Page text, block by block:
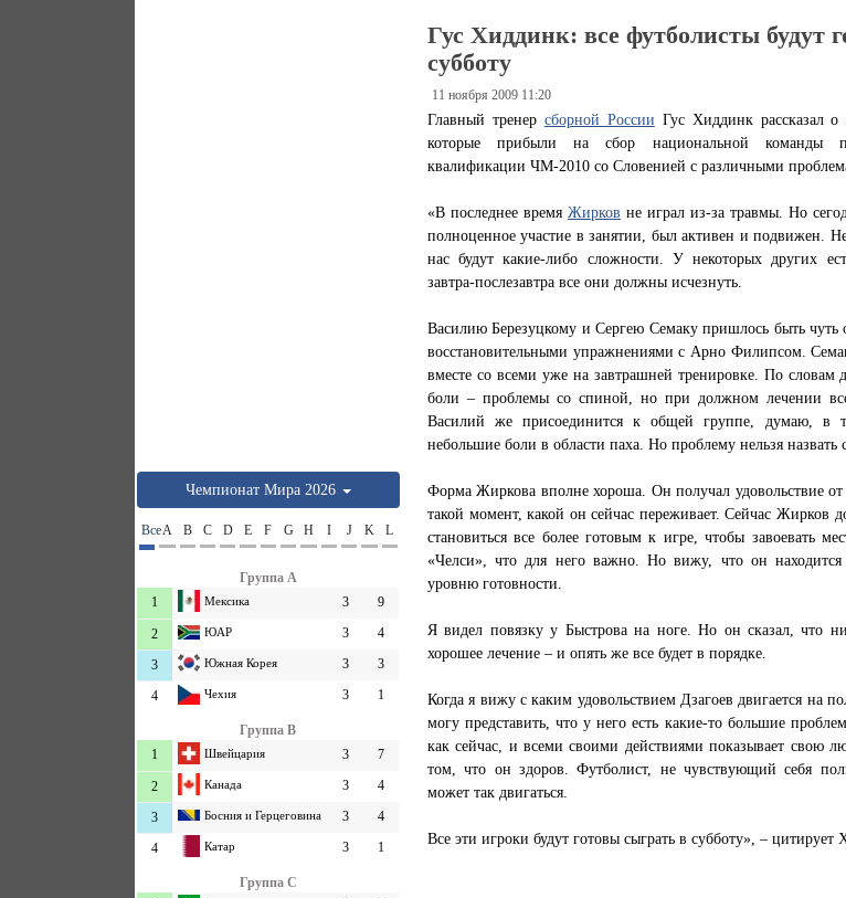
Чемпионат Мира 2026
ВсеA B C D E F G H I J K L
Группа A
1
Мексика 3 9
2 ЮАР 3 4
3 Южная Корея 3 3
4 Чехия 3 1
Группа B
1
Швейцария 3 7
2 Канада 3 4
3 Босния и Герцеговина 3 4
4 Катар 3 1
Группа C
Гус Хиддинк: все футболисты будут
субботу
11 ноября 2009 11:20
Главный тренер сборной России Гус Хиддинк рассказал о
которые прибыли на сбор национальной команды
квалификации ЧМ-2010 со Словенией с различными
«В последнее времяЖирков не играл из-за травмы. Но
полноценное участие в занятии, был активен и подвижен.
нас будут какие-либо сложности. У некоторых других
завтра-послезавтра все они должны исчезнуть.
Василию Березуцкому и Сергею Семаку пришлось быть чуть
восстановительными упражнениями с Арно Филипсом.
вместе со всеми уже на завтрашней тренировке. По словам
боли – проблемы со спиной, но при должном лечении
Василий же присоединится к общей группе, думаю, в
небольшие боли в области паха. Но проблему нельзя назвать
Форма Жиркова вполне хороша. Он получал удовольствие от
такой момент, какой он сейчас переживает. Сейчас Жирков
становиться все более готовым к игре, чтобы завоевать
«Челси», что для него важно. Но вижу, что он
уровню готовности.
Я видел повязку у Быстрова на ноге. Но он сказал, что
хорошее лечение – и опять же все будет в порядке.
Когда я вижу с каким удовольствием Дзагоев двигается на
могу представить, что у него есть какие-то большие
как сейчас, и всеми своими действиями показывает свою
том, что он здоров. Футболист, не чувствующий себя
может так двигаться.
Все эти игроки будут готовы сыграть в субботу», – цитирует